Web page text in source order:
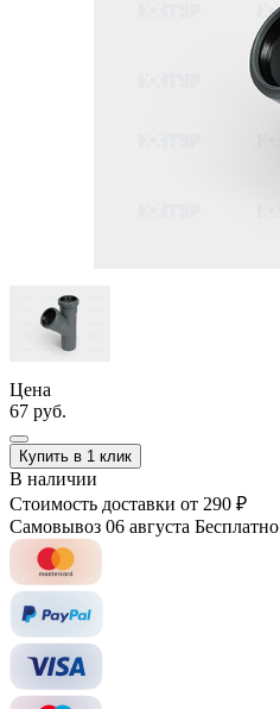
Цена
67 руб.
Купить в 1 клик
В наличии
Стоимость доставки от 290 ₽
Самовывоз 06 августа Бесплатно